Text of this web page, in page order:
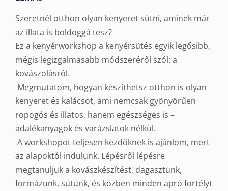
Szeretnél otthon olyan kenyeret sütni, aminek már
az illata is boldoggá tesz?
Ez a kenyérworkshop a kenyérsütés egyik legősibb,
mégis legizgalmasabb módszeréről szól: a
kovászolásról.
Megmutatom, hogyan készíthetsz otthon is olyan
kenyeret és kalácsot, ami nemcsak gyönyörűen
ropogós és illatos, hanem egészséges is –
adalékanyagok és varázslatok nélkül.
A workshopot teljesen kezdőknek is ajánlom, mert
az alapoktól indulunk. Lépésről lépésre
megtanuljuk a kovászkészítést, dagasztunk,
formázunk, sütünk, és közben minden apró fortélyt